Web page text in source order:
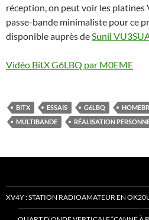
réception, on peut voir les
passe-bande minimaliste pour ce
disponible auprès deSunil
Vidéo BitX G6LBQ par M0EME
BITX ESSAIS G6LBQ
MULTIBANDE
RÉALISATION
XV4Y : STATION RADIOAMATEUR EN